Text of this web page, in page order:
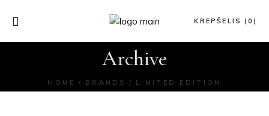
KREPŠELIS (0)
Archive
HOME BRANDS LIMITED EDITION